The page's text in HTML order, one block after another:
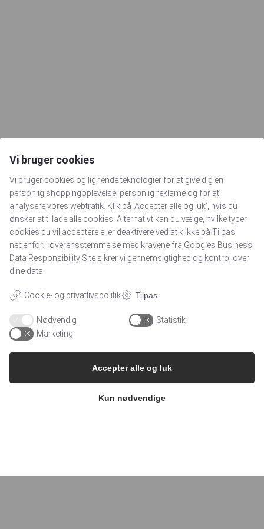
Vi bruger cookies
Vi bruger cookies og lignende teknologier for at give dig en
personlig shoppingoplevelse, personlig reklame og for at
analysere vores webtrafik. Klik på 'Accepter alle og luk', hvis du
ønsker at tillade alle cookies. Alternativt kan du vælge, hvilke typer
cookies du vil acceptere eller deaktivere ved at klikke på Tilpas
nedenfor. I overensstemmelse med kravene fra Googles Business
Data Responsibility Site sikrer vi gennemsigtighed og kontrol over
dine data.
Cookie- og privatlivspolitik Tilpas
Nødvendig
Statistik
Marketing
Kun nødvendige
Accepter alle og luk